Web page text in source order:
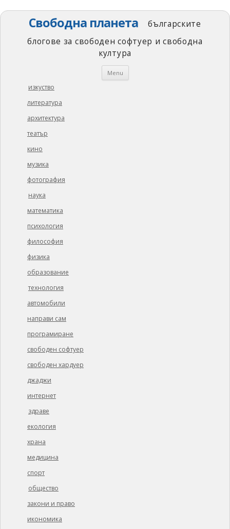
Свободна планета
българските
блогове за свободен софтуер и свободна
култура
Menu Skip
изкуство
литература
архитектура
театър
кино
музика
фотография
наука
математика
психология
философия
физика
образование
технология
автомобили
направи сам
програмиране
свободен софтуер
свободен хардуер
джаджи
интернет
здраве
екология
храна
медицина
спорт
общество
закони и право
икономика